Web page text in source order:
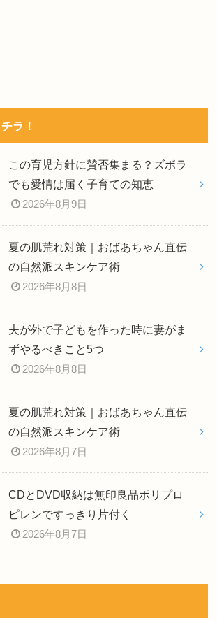
ラ！
この育児方針に賛否集まる？ズボラ
でも愛情は届く子育ての知恵
2026年8月9日
夏の肌荒れ対策｜おばあちゃん直伝
の自然派スキンケア術
2026年8月8日
夫が外で子どもを作った時に妻がま
ずやるべきこと5つ
2026年8月8日
夏の肌荒れ対策｜おばあちゃん直伝
の自然派スキンケア術
2026年8月7日
CDとDVD収納は無印良品ポリプロ
ピレンですっきり片付く
2026年8月7日